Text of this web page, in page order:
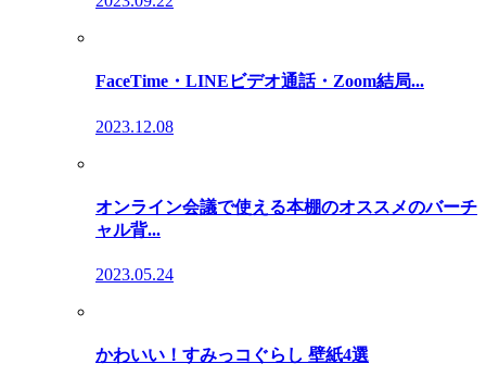
FaceTime・LINEビデオ通話・Zoom結局...
2023.12.08
オンライン会議で使える本棚のオススメのバーチ
ャル背...
2023.05.24
かわいい！すみっコぐらし 壁紙4選